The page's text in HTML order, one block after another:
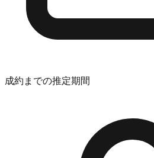
成約までの推定期間